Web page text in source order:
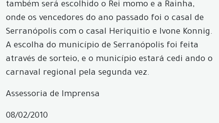
também será escolhido o Rei momo e a Rainha,
onde os vencedores do ano passado foi o casal de
Serranópolis com o casal Heriquitio e Ivone Konnig.
A escolha do município de Serranópolis foi feita
através de sorteio, e o município estará cedi ando o
carnaval regional pela segunda vez.
Assessoria de Imprensa
08/02/2010